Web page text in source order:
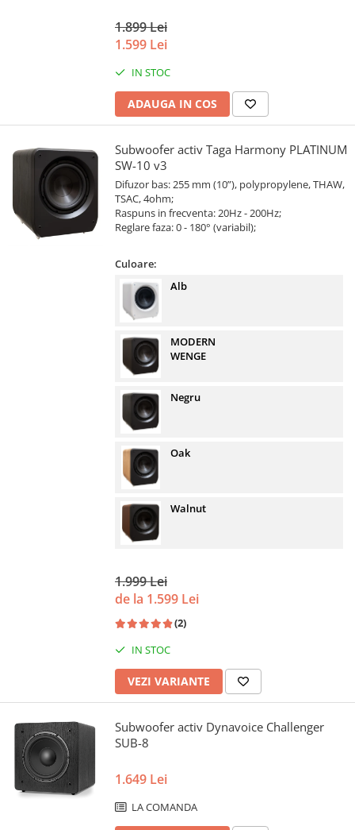
1.899 Lei
1.599 Lei
IN STOC
ADAUGA IN COS
Subwoofer activ Taga Harmony PLATINUM
SW-10 v3
Difuzor bas: 255 mm (10”), polypropylene, THAW,
TSAC, 4ohm;
Raspuns in frecventa: 20Hz - 200Hz;
Reglare faza: 0 - 180° (variabil);
Culoare:
Alb
MODERN
WENGE
Negru
Oak
Walnut
1.999 Lei
de la 1.599 Lei
(2)
IN STOC
VEZI VARIANTE
Subwoofer activ Dynavoice Challenger
SUB-8
1.649 Lei
LA COMANDA